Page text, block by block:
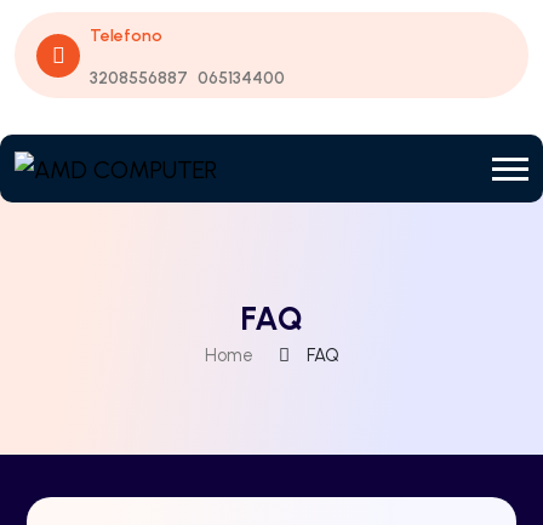
Telefono
3208556887 065134400
FAQ
Home FAQ